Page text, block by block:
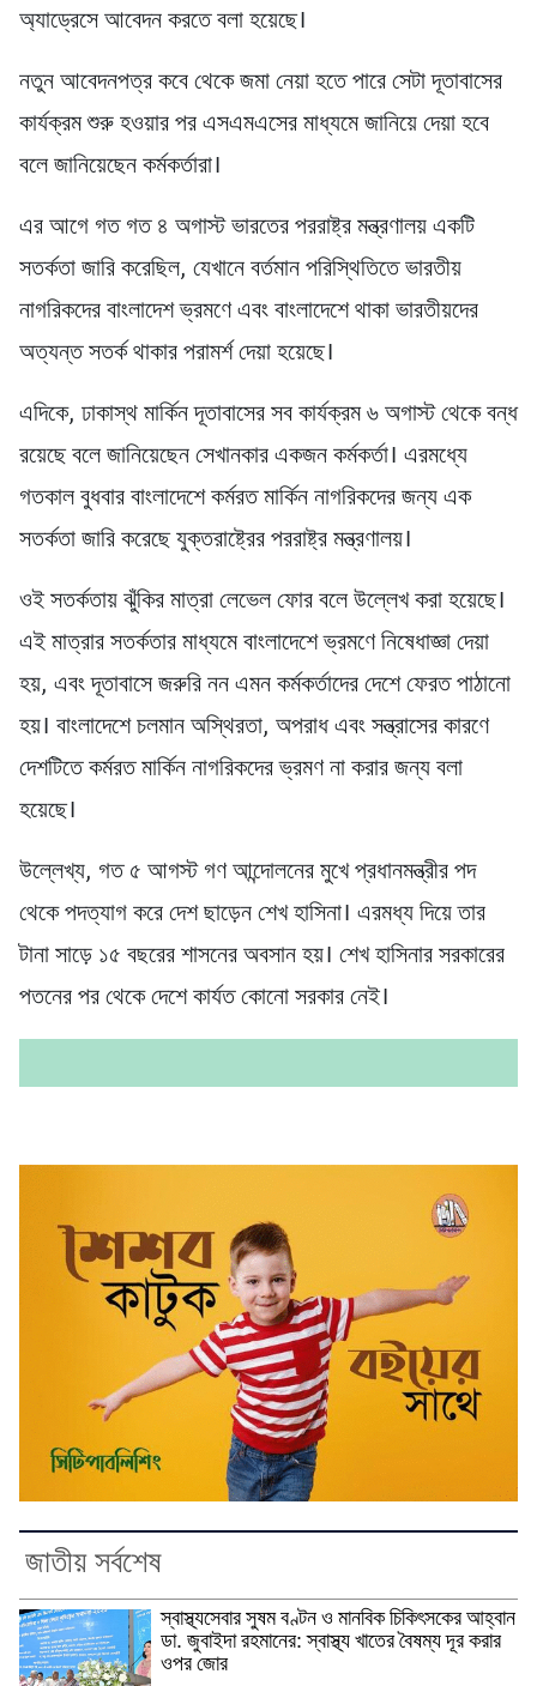
অ্যাড্রেসে আবেদন করতে বলা হয়েছে।
নতুন আবেদনপত্র কবে থেকে জমা নেয়া হতে পারে সেটা দূতাবাসের
কার্যক্রম শুরু হওয়ার পর এসএমএসের মাধ্যমে জানিয়ে দেয়া হবে
বলে জানিয়েছেন কর্মকর্তারা।
এর আগে গত গত ৪ অগাস্ট ভারতের পররাষ্ট্র মন্ত্রণালয় একটি
সতর্কতা জারি করেছিল, যেখানে বর্তমান পরিস্থিতিতে ভারতীয়
নাগরিকদের বাংলাদেশ ভ্রমণে এবং বাংলাদেশে থাকা ভারতীয়দের
অত্যন্ত সতর্ক থাকার পরামর্শ দেয়া হয়েছে।
এদিকে, ঢাকাস্থ মার্কিন দূতাবাসের সব কার্যক্রম ৬ অগাস্ট থেকে বন্ধ
রয়েছে বলে জানিয়েছেন সেখানকার একজন কর্মকর্তা। এরমধ্যে
গতকাল বুধবার বাংলাদেশে কর্মরত মার্কিন নাগরিকদের জন্য এক
সতর্কতা জারি করেছে যুক্তরাষ্ট্রের পররাষ্ট্র মন্ত্রণালয়।
ওই সতর্কতায় ঝুঁকির মাত্রা লেভেল ফোর বলে উল্লেখ করা হয়েছে।
এই মাত্রার সতর্কতার মাধ্যমে বাংলাদেশে ভ্রমণে নিষেধাজ্ঞা দেয়া
হয়, এবং দূতাবাসে জরুরি নন এমন কর্মকর্তাদের দেশে ফেরত পাঠানো
হয়। বাংলাদেশে চলমান অস্থিরতা, অপরাধ এবং সন্ত্রাসের কারণে
দেশটিতে কর্মরত মার্কিন নাগরিকদের ভ্রমণ না করার জন্য বলা
হয়েছে।
উল্লেখ্য, গত ৫ আগস্ট গণ আন্দোলনের মুখে প্রধানমন্ত্রীর পদ
থেকে পদত্যাগ করে দেশ ছাড়েন শেখ হাসিনা। এরমধ্য দিয়ে তার
টানা সাড়ে ১৫ বছরের শাসনের অবসান হয়। শেখ হাসিনার সরকারের
পতনের পর থেকে দেশে কার্যত কোনো সরকার নেই।
জাতীয় সর্বশেষ
স্বাস্থ্যসেবার সুষম বণ্টন ও মানবিক চিকিৎসকের আহ্বান
ডা. জুবাইদা রহমানের: স্বাস্থ্য খাতের বৈষম্য দূর করার
ওপর জোর